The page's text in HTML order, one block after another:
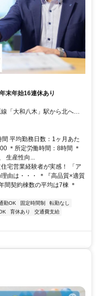
末年始16連休あり
「大和八木」駅から北へ徒
平均勤務日数：1ヶ月あた
＊所定労働時間：8時間 ＊
生産性向...
宅営業経験者が実感！ 「ア
由は・・・ ＊『高品質×適質
間契約棟数の平均は7棟 ＊
勤OK 固定時間制
転勤なし
育休あり
交通費支給